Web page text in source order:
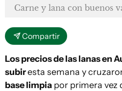
Carne y lana con buenos
Compartir
Los precios de las lanas en
subiresta semana y
base limpia por primera vez